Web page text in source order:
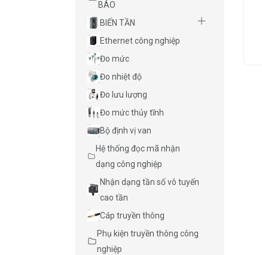
BÁO
BIẾN TẦN
Ethernet công nghiệp
Đo mức
Đo nhiệt độ
Đo lưu lượng
Đo mức thủy tĩnh
Bộ định vị van
Hệ thống đọc mã nhận
dạng công nghiệp
Nhận dạng tần số vô tuyến
cao tần
Cáp truyền thông
Phụ kiện truyền thông công
nghiệp